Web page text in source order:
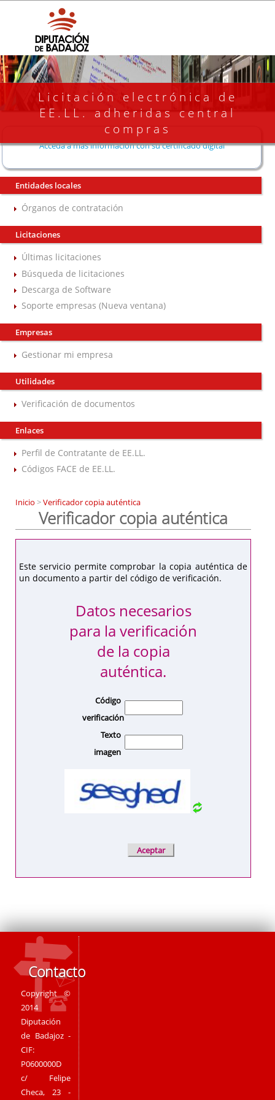
Licitación electrónica de
EE.LL. adheridas central
compras
Acceda a más información con su certificado digital
Entidades locales
Órganos de contratación
Licitaciones
Últimas licitaciones
Búsqueda de licitaciones
Descarga de Software
Soporte empresas (Nueva ventana)
Empresas
Gestionar mi empresa
Utilidades
Verificación de documentos
Enlaces
Perfil de Contratante de EE.LL.
Códigos FACE de EE.LL.
Inicio >Verificador copia auténtica
Verificador copia auténtica
Este servicio permite comprobar la copia auténtica de
un documento a partir del código de verificación.
Datos necesarios
para la verificación
de la copia
auténtica.
Código
verificación
Texto
imagen
Contacto
Copyright ©
2014
Diputación
de Badajoz -
CIF:
P0600000D
c/ Felipe
Checa, 23 -